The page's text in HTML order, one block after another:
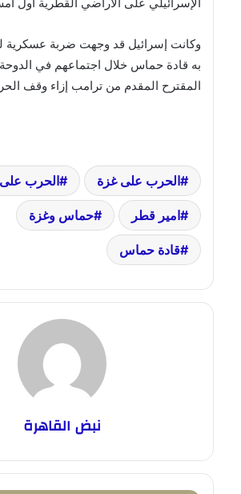
وكانت إسرائيل قد وجهت ضربة عسكرية
به قادة حماس خلال اجتماعهم في
المقترح المقدم من ترامب إزاء وقف
الحرب على غزة الحرب
امير قطر حماس وغزة
قادة حماس
نبض القاهرة